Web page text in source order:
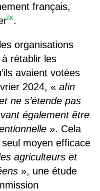
français,
ix.
organisations
rétablir les
avaient votées
2024, « afin
ne s’étende pas
également être
». Cela
moyen efficace
agriculteurs et
», une étude